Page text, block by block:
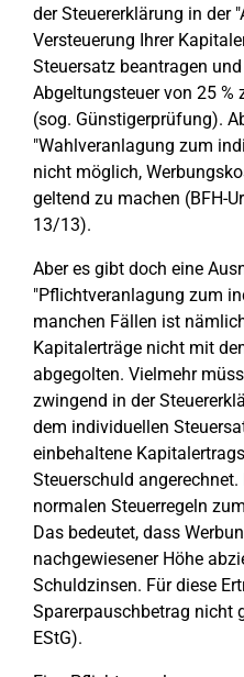
der Steuererklärung in der
Versteuerung Ihrer
Steuersatz beantragen
Abgeltungsteuer von 25 %
(sog. Günstigerprüfung).
"Wahlveranlagung zum
nicht möglich,
geltend zu machen (BFH-
13/13).
Aber es gibt doch eine
"Pflichtveranlagung zum
manchen Fällen ist
Kapitalerträge nicht mit
abgegolten. Vielmehr
zwingend in der
dem individuellen
einbehaltene
Steuerschuld
normalen Steuerregeln
Das bedeutet, dass
nachgewiesener Höhe
Schuldzinsen. Für diese
Sparerpauschbetrag nicht
EStG).